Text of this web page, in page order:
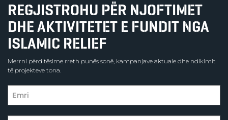
REGJISTROHU PËR NJOFTIMET
DHE AKTIVITETET E FUNDIT NGA
ISLAMIC RELIEF
Merrni përditësime rreth punës sonë, kampanjave aktuale dhe ndikimit
të projekteve tona.